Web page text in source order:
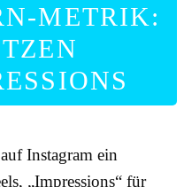
METRIK:
Instagram ein
„Impressions“ für